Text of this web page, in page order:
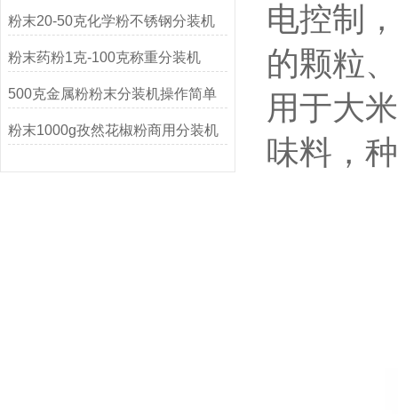
粉末20-50克化学粉不锈钢分装机
粉末药粉1克-100克称重分装机
500克金属粉粉末分装机操作简单
粉末1000g孜然花椒粉商用分装机
电控制
的颗粒
用于大
味料，